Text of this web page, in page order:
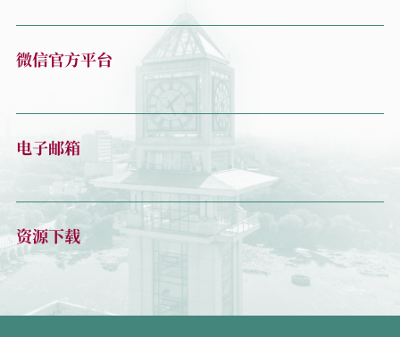
微信官方平台
电子邮箱
资源下载